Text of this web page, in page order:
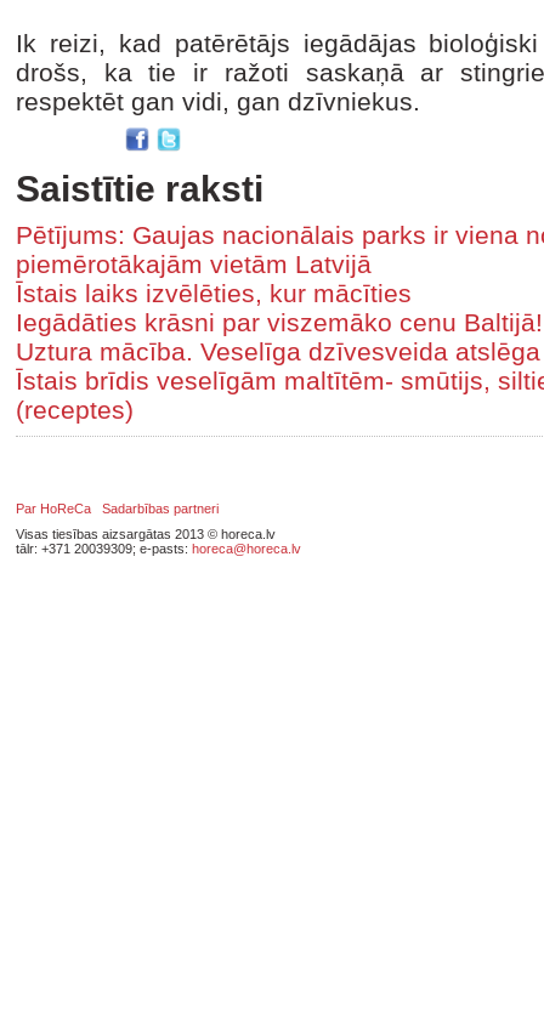
Ik reizi, kad patērētājs iegādājas
drošs, ka tie ir ražoti saskaņā ar
respektēt gan vidi, gan dzīvniekus.
Saistītie raksti
Pētījums: Gaujas nacionālais parks ir viena
piemērotākajām vietām Latvijā
Īstais laiks izvēlēties, kur mācīties
Iegādāties krāsni par viszemāko cenu Baltijā!
Uztura mācība. Veselīga dzīvesveida atslēga
Īstais brīdis veselīgām maltītēm- smūtijs,
(receptes)
Par HoReCa
Sadarbības partneri
Visas tiesības aizsargātas 2013 © horeca.lv
tālr: +371 20039309; e-pasts: horeca@horeca.lv